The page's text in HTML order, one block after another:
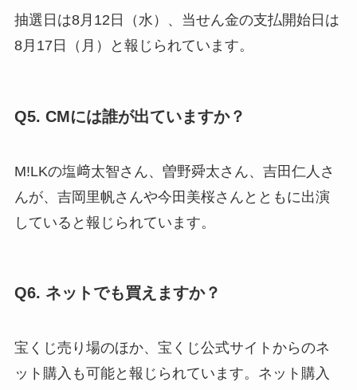
抽選日は8月12日（水）、当せん金の支払開始日は
8月17日（月）と報じられています。
Q5. CMには誰が出ていますか？
M!LKの塩﨑太智さん、曽野舜太さん、吉田仁人さ
んが、吉岡里帆さんや今田美桜さんとともに出演
していると報じられています。
Q6. ネットでも買えますか？
宝くじ売り場のほか、宝くじ公式サイトからのネ
ット購入も可能と報じられています。ネット購入